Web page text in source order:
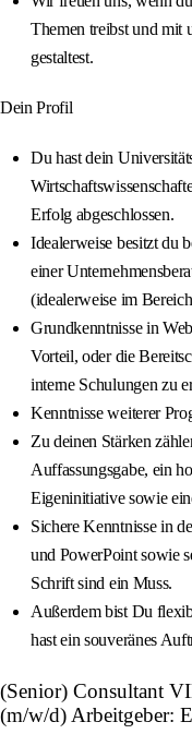
Themen treibst und mit
gestaltest.
Dein Profil
Du hast dein
Erfolg abgeschlossen.
Idealerweise besitzt du
einer
(idealerweise im
Grundkenntnisse in
Vorteil, oder die
interne Schulungen zu
Kenntnisse weiterer
Zu deinen Stärken
Auffassungsgabe, ein
Eigeninitiative sowie
Sichere Kenntnisse in
und PowerPoint sowie
Schrift sind ein Muss.
Außerdem bist Du
hast ein souveränes
(Senior) Consultant
(m/w/d) Arbeitgeber: